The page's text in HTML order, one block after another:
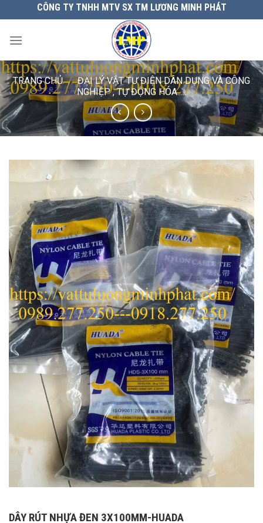
đến
nội
CÔNG TY TNHH MTV SX TM LƯƠNG MINH PHÁT
TRANG CHỦ / ĐẠI LÝ VẬT TƯ ĐIỆN DÂN DỤNG VÀ CÔNG
NGHIỆP , TỰ ĐỘNG HÓA.....
DÂY RÚT NHỰA ĐEN 3X100MM-HUADA